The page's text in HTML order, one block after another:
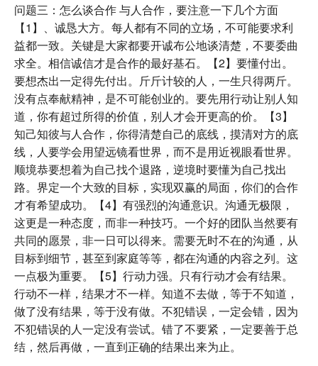
问题三：怎么谈合作 与人合作，要注意一下几个方面
【1】、诚恳大方。每人都有不同的立场，不可能要求利
益都一致。关键是大家都要开诚布公地谈清楚，不要委曲
求全。相信诚信才是合作的最好基石。【2】要懂付出。
要想杰出一定得先付出。斤斤计较的人，一生只得两斤。
没有点奉献精神，是不可能创业的。要先用行动让别人知
道，你有超过所得的价值，别人才会开更高的价。【3】
知己知彼与人合作，你得清楚自己的底线，摸清对方的底
线，人要学会用望远镜看世界，而不是用近视眼看世界。
顺境恭要想着为自己找个退路，逆境时要懂为自己找出
路。界定一个大致的目标，实现双赢的局面，你们的合作
才有希望成功。【4】有强烈的沟通意识。沟通无极限，
这更是一种态度，而非一种技巧。一个好的团队当然要有
共同的愿景，非一日可以得来。需要无时不在的沟通，从
目标到细节，甚至到家庭等等，都在沟通的内容之列。这
一点极为重要。【5】行动力强。只有行动才会有结果。
行动不一样，结果才不一样。知道不去做，等于不知道，
做了没有结果，等于没有做。不犯错误，一定会错，因为
不犯错误的人一定没有尝试。错了不要紧，一定要善于总
结，然后再做，一直到正确的结果出来为止。